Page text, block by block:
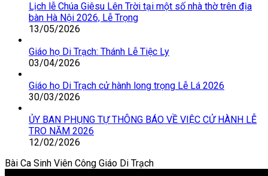
Lịch lễ Chúa Giêsu Lên Trời tại một số nhà thờ trên địa
bàn Hà Nội 2026, Lễ Trọng
13/05/2026
Giáo họ Di Trạch: Thánh Lễ Tiệc Ly
03/04/2026
Giáo họ Di Trạch cử hành long trọng Lễ Lá 2026
30/03/2026
ỦY BAN PHỤNG TỰ THÔNG BÁO VỀ VIỆC CỬ HÀNH LỄ
TRO NĂM 2026
12/02/2026
Bài Ca Sinh Viên Công Giáo Di Trạch